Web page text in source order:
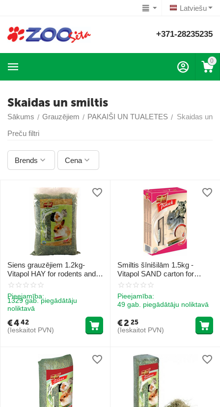
Latviešu
+371-28235235
0
Skaidas un smiltis
Sākums / Grauzējiem / PAKAIŠI UN TUALETES / Skaidas un
Preču filtri
Brends Cena
Siens grauzējiem 1.2kg-
Vitapol HAY for rodents and
rabbit
Pieejamība:
1329 gab. piegādātāju
noliktavā
€442
(Ieskaitot PVN)
Smiltis šīnišilām 1.5kg -
Vitapol SAND carton for
chinchilla
Pieejamība:
49 gab. piegādātāju noliktavā
€2 25
(Ieskaitot PVN)